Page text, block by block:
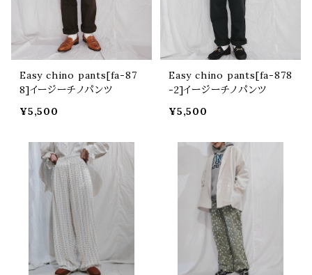
Easy chino pants[fa-87
8]イージーチノパンツ
¥5,500
Easy chino pants[fa-878
-2]イージーチノパンツ
¥5,500